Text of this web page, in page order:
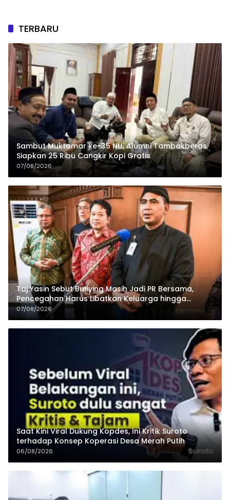
TERBARU
Sambut Muktamar ke-35 NU, Alumni Tambakberas
Siapkan 25 Ribu Cangkir Kopi Gratis
07/08/2026
Taj Yasin Sebut Bullying Masih Jadi PR Bersama,
Pencegahan Harus Libatkan Keluarga hingga
Pesantren
07/08/2026
Saat Kini Viral Dukung Kopdes, Ini Kritik Suroto
terhadap Konsep Koperasi Desa Merah Putih
06/08/2026